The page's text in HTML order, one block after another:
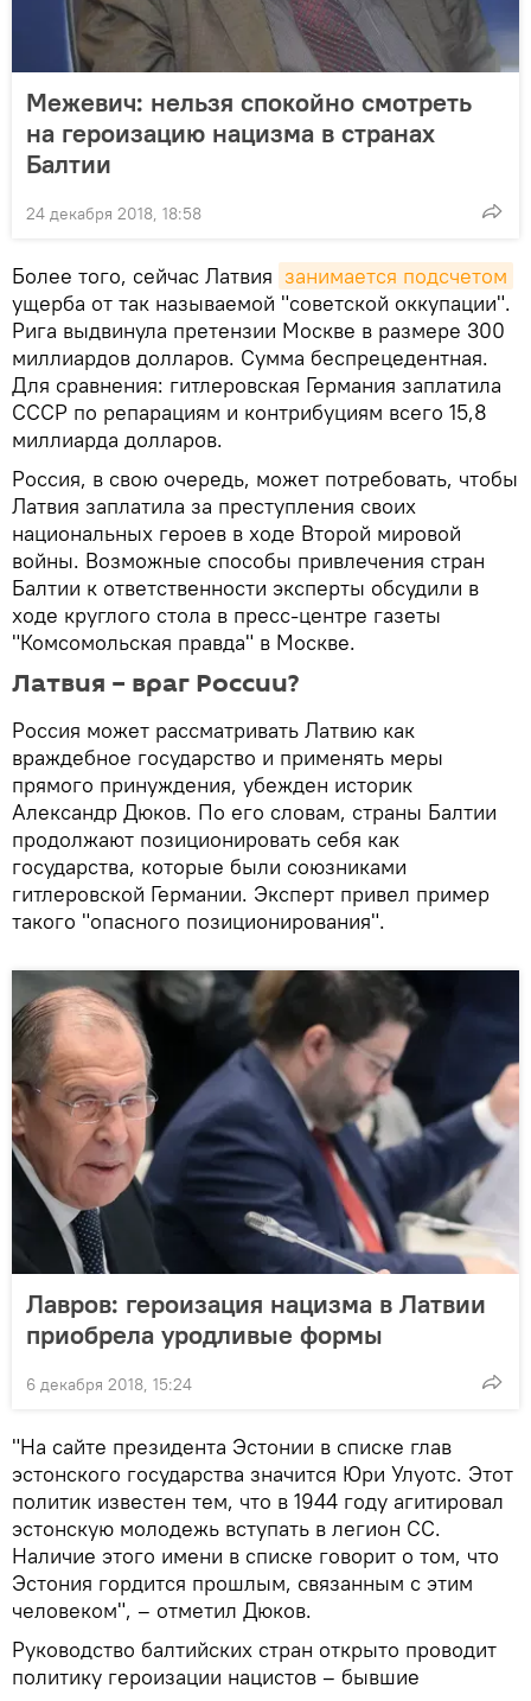
Межевич: нельзя спокойно смотреть
на героизацию нацизма в странах
Балтии
24 декабря 2018, 18:58
Более того, сейчас Латвия занимается подсчетом
ущерба от так называемой "советской оккупации".
Рига выдвинула претензии Москве в размере 300
миллиардов долларов. Сумма беспрецедентная.
Для сравнения: гитлеровская Германия заплатила
СССР по репарациям и контрибуциям всего 15,8
миллиарда долларов.
Россия, в свою очередь, может потребовать, чтобы
Латвия заплатила за преступления своих
национальных героев в ходе Второй мировой
войны. Возможные способы привлечения стран
Балтии к ответственности эксперты обсудили в
ходе круглого стола в пресс-центре газеты
"Комсомольская правда" в Москве.
Латвия – враг России?
Россия может рассматривать Латвию как
враждебное государство и применять меры
прямого принуждения, убежден историк
Александр Дюков. По его словам, страны Балтии
продолжают позиционировать себя как
государства, которые были союзниками
гитлеровской Германии. Эксперт привел пример
такого "опасного позиционирования".
Лавров: героизация нацизма в Латвии
приобрела уродливые формы
6 декабря 2018, 15:24
"На сайте президента Эстонии в списке глав
эстонского государства значится Юри Улуотс. Этот
политик известен тем, что в 1944 году агитировал
эстонскую молодежь вступать в легион СС.
Наличие этого имени в списке говорит о том, что
Эстония гордится прошлым, связанным с этим
человеком", – отметил Дюков.
Руководство балтийских стран открыто проводит
политику героизации нацистов – бывшие